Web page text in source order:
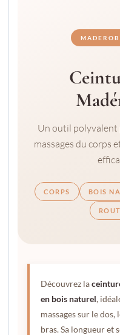
Un outil polyvalent
massages du corps
CORPS BOIS
Découvrez la
en bois naturel,
massages sur le dos,
bras. Sa longueur et